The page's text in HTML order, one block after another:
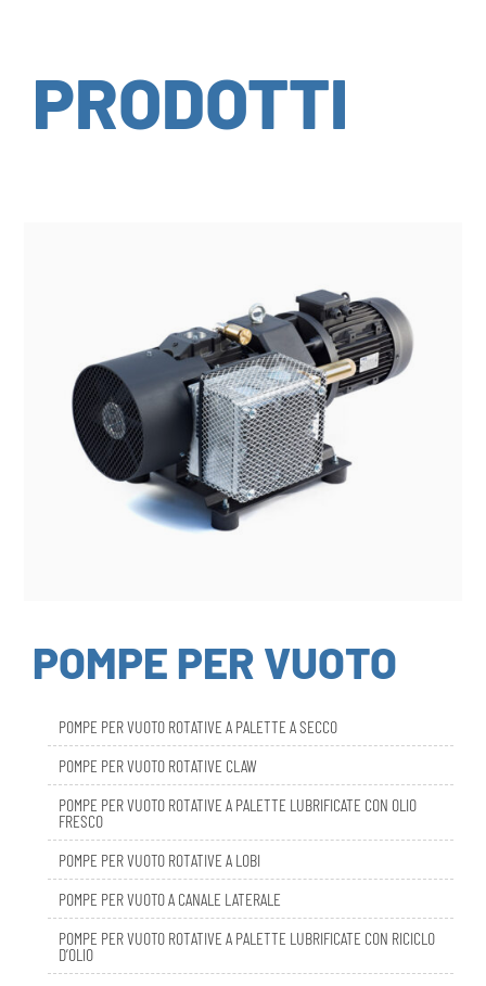
PRODOTTI
POMPE PER VUOTO
POMPE PER VUOTO ROTATIVE CLAW
POMPE PER VUOTO ROTATIVE A PALETTE LUBRIFICATE CON OLIO
FRESCO
POMPE PER VUOTO ROTATIVE A LOBI
POMPE PER VUOTO A CANALE LATERALE
POMPE PER VUOTO ROTATIVE A PALETTE LUBRIFICATE CON RICICLO
D’OLIO
DBL SMART